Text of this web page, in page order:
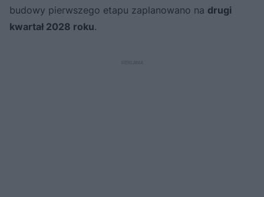
budowy pierwszego etapu zaplanowano na drugi
kwartał 2028 roku.